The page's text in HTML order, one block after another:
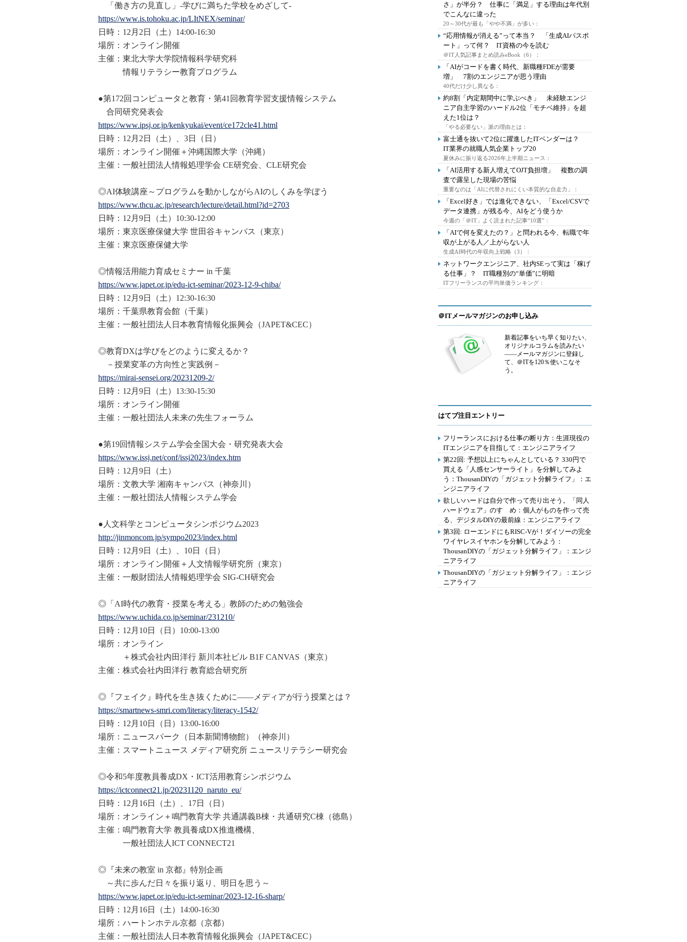
「働き方の見直し」-学びに満ちた学校をめざして-
https://www.is.tohoku.ac.jp/LItNEX/seminar/
日時：12月2日（土）14:00-16:30
場所：オンライン開催
主催：東北大学大学院情報科学研究科
情報リテラシー教育プログラム
●第172回コンピュータと教育・第41回教育学習支援情報システム
合同研究発表会
https://www.ipsj.or.jp/kenkyukai/event/ce172cle41.html
日時：12月2日（土）、3日（日）
場所：オンライン開催＋沖縄国際大学（沖縄）
主催：一般社団法人情報処理学会 CE研究会、CLE研究会
◎AI体験講座～プログラムを動かしながらAIのしくみを学ぼう
https://www.thcu.ac.jp/research/lecture/detail.html?id=2703
日時：12月9日（土）10:30-12:00
場所：東京医療保健大学 世田谷キャンパス（東京）
主催：東京医療保健大学
◎情報活用能力育成セミナー in 千葉
https://www.japet.or.jp/edu-ict-seminar/2023-12-9-chiba/
日時：12月9日（土）12:30-16:30
場所：千葉県教育会館（千葉）
主催：一般社団法人 日本教育情報化振興会（JAPET&CEC）
◎教育DXは学びをどのように変えるか？
－授業変革の方向性と実践例－
https://mirai-sensei.org/20231 209-2/
日時：12月9日（土）13:30-15:30
場所：オンライン開催
主催：一般社団法人未来の先生フォーラム
●第19回情報システム学会全国大会・研究発表大会
https://www.issj.net/conf/issj2023/index.htm
日時：12月9日（土）
場所： 文教大学 湘南キャンパス（神奈川）
主催：一般社団法人情報システム学会
●人文科学とコンピュータシンポジウム2023
http://jinmoncom.jp/sympo2023/index.html
日時：12月9日（土）、10日（日）
場所：オンライン開催＋人文情報学研究所（東京）
主催：一般財団法人情報処理学会 SIG-CH研究会
◎「AI時代の教育・授業を考える」教師のための勉強会
https://www.uchida.co.jp/seminar/231210/
日時：12月10日（日）10:00-13:00
場所：オンライン
＋株式会社内田洋行 新川本社ビル B1F CANVAS（東京）
主催：株式会社内田洋行 教育総合研究所
◎『フェイク』時代を生き抜くために――メディアが行う授業とは ？
https://smartnews-smri.com/literacy/literacy-1542/
日時：12月10日（日）13:00-16:00
場所：ニュースパーク（ 日本新聞博物館）（神奈川）
主催：スマートニュース メディア研究所 ニュースリテラシー研究会
◎令和5年度教員養成DX・ICT活用教育シンポジウム
https://ictconnect21.jp/202311 20_naruto_eu/
日時：12月16日（土）、17日（日）
場所：オンライン＋鳴門教育大学 共通講義B棟・共通研究C棟（徳島）
主催：鳴門教育大学 教員養成DX推進機構、
一般社団法人ICT CONNECT21
◎『未来の教室 in 京都』特別企画
～共に歩んだ日々を振り返り、明日を思う～
https://www.japet.or.jp/edu-ict-seminar/2023-12-16-sharp/
日時：12月16日（土）14:00-16:30
場所：ハートンホテル京都（京都）
主催：一般社団法人 日本教育情報化振興会（JAPET&CEC）
さ」が半分？ 仕事に「満足」する理由は年代別
でこんなに違った
20～30代が最も「やや不満」が多い：
“応用情報が消える”って本当？ 「生成AIパスポ
ート」って何？ IT資格の今を読む
＠IT人気記事まとめ読みeBook（6）：
「AIがコードを書く時代、新職種FDEが需要
増」 7割のエンジニアが思う理由
40代だけ少し異なる：
約8割「内定期間中に学ぶべき」 未経験エンジ
ニア自主学習のハードル2位「モチベ維持」を超
えた1位は？
「やる必要ない」派の理由とは：
富士通を抜いて2位に躍進したITベンダーは？
IT業界の就職人気企業トップ20
夏休みに振り返る2026年上半期ニュース：
「AI活用する新人増えてOJT負担増」 複数の調
査で露呈した現場の苦悩
重要なのは「AIに代替されにくい本質的な自走力」：
「Excel好き」では進化できない、「Excel/CSVで
データ連携」が残る今、AIをどう使うか
今週の「＠IT」よく読まれた記事“10選”：
「AIで何を変えたの？」と問われる今、転職で年
収が上がる人／上がらない人
生成AI時代の年収向上戦略（3）：
ネットワークエンジニア、社内SEって実は「稼げ
る仕事」？ IT職種別の“単価”に明暗
ITフリーランスの平均単価ランキング：
＠ITメールマガジンのお申し込み
新着記事をいち早く知りたい、
オリジナルコラムを読みたい
――メールマガジンに登録し
て、＠ITを120％使いこなそ
う。
はてブ注目エントリー
フリーランスにおける仕事の断り方：生涯現役の
ITエンジニアを目指して：エンジニアライフ
第22回: 予想以上にちゃんとしている？ 330円で
買える「人感センサーライト」を分解してみよ
う：ThousanDIYの「ガジェット分解ライフ」：エ
ンジニアライフ
欲しいハードは自分で作って売り出そう。「同人
ハードウェア」のすゝめ：個人がものを作って売
る、デジタルDIYの最前線：エンジニアライフ
第3回: ローエンドにもRISC-Vが！ダイソーの完全
ワイヤレスイヤホンを分解してみよう：
ThousanDIYの「ガジェット分解ライフ」：エンジ
ニアライフ
ThousanDIYの「ガジェット分解ライフ」：エンジ
ニアライフ